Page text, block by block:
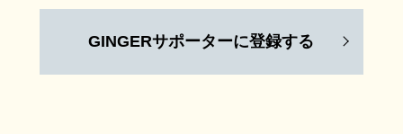
GINGERサポーターに登録する